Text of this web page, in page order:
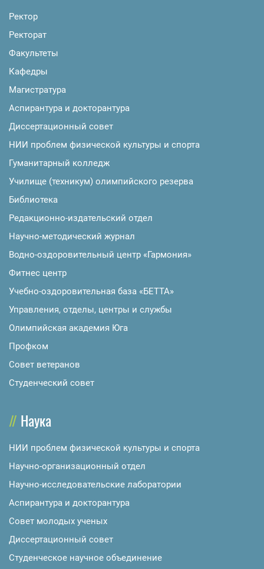
Ректор
Ректорат
Факультеты
Кафедры
Магистратура
Аспирантура и докторантура
Диссертационный совет
НИИ проблем физической культуры и спорта
Гуманитарный колледж
Училище (техникум) олимпийского резерва
Библиотека
Редакционно-издательский отдел
Научно-методический журнал
Водно-оздоровительный центр «Гармония»
Фитнес центр
Учебно-оздоровительная база «БЕТТА»
Управления, отделы, центры и службы
Олимпийская академия Юга
Профком
Совет ветеранов
Студенческий совет
Наука
НИИ проблем физической культуры и спорта
Научно-организационный отдел
Научно-исследовательские лаборатории
Аспирантура и докторантура
Совет молодых ученых
Диссертационный совет
Студенческое научное объединение